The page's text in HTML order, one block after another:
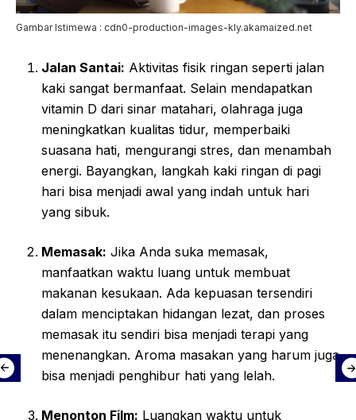
Gambar Istimewa : cdn0-production-images-kly.akamaized.net
Jalan Santai: Aktivitas fisik ringan seperti jalan
kaki sangat bermanfaat. Selain mendapatkan
vitamin D dari sinar matahari, olahraga juga
meningkatkan kualitas tidur, memperbaiki
suasana hati, mengurangi stres, dan menambah
energi. Bayangkan, langkah kaki ringan di pagi
hari bisa menjadi awal yang indah untuk hari
yang sibuk.
Memasak: Jika Anda suka memasak,
manfaatkan waktu luang untuk membuat
makanan kesukaan. Ada kepuasan tersendiri
dalam menciptakan hidangan lezat, dan proses
memasak itu sendiri bisa menjadi terapi yang
menenangkan. Aroma masakan yang harum juga
bisa menjadi penghibur hati yang lelah.
Menonton Film: Luangkan waktu untuk